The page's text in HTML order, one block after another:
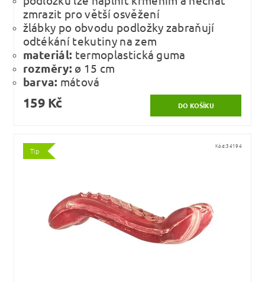
zmrazit pro větší osvěžení
žlábky po obvodu podložky zabraňují
odtékání tekutiny na zem
materiál: termoplastická guma
rozměry: ø 15 cm
barva: mátová
159 Kč
Tip
Kód:34194